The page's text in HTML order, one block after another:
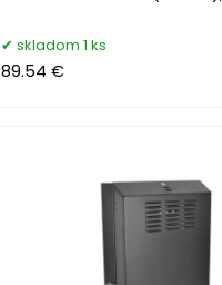
skladom 1 ks
89.54 €